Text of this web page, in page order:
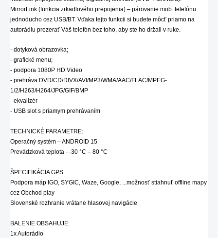
MirrorLink (funkcia zrkadlového prepojenia) – párovanie mob. telefónu
jednoducho cez USB/BT. Vďaka tejto funkcii si budete môcť priamo na
autorádiu prezerať Váš telefón bez toho, aby ste ho držali v ruke.
- dotyková obrazovka;
- grafické menu;
- podpora 1080P HD Video
- prehráva DVD/CD/DIVX/AVI/MP3/WMA/AAC/FLAC/MPEG-
1/2/H263/H264/JPG/GIF/BMP
- ekvalizér
- USB slot s priamym prehrávaním
TECHNICKÉ PARAMETRE:
Operačný systém – ANDROID 15
Prevádzková teplota - -30 °C – 80 °C
ŠPECIFIKÁCIA GPS:
Podpora máp IGO, SYGIC, Waze, Google, ...možnosť stiahnuť offline mapy
cez Obchod play
Slovenské rozhranie vrátane hlasovej navigácie
BALENIE OBSAHUJE:
1x Autorádio